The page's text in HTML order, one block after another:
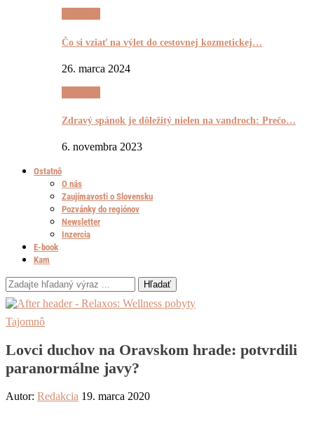
Čo si vziať na výlet do cestovnej kozmetickej…
26. marca 2024
Zdravý spánok je dôležitý nielen na vandroch: Prečo…
6. novembra 2023
Ostatnô
O nás
Zaujímavosti o Slovensku
Pozvánky do regiónov
Newsletter
Inzercia
E-book
Kam
Hľadať
Tajomnô
Lovci duchov na Oravskom hrade: potvrdili
paranormálne javy?
Autor: Redakcia 19. marca 2020